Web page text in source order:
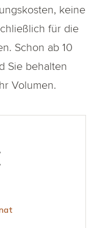
keine
für die
Schon ab 10
Sie behalten
Volumen.